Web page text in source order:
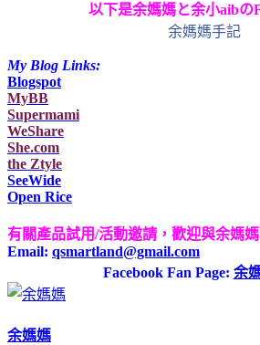
以下是余媽媽と余小aibの
余媽媽手記
My Blog Links:
Blogspot
MyBB
Supermami
WeShare
She.com
the Ztyle
SeeWide
Open Rice
有關產品試用/活動邀請 ，歡迎與余媽
Email: qsmartland@gmail.com
Facebook Fan Page: 余
余媽媽